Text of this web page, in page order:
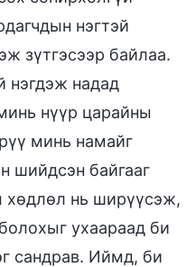
нэгтэй
зүтгэсээр байлаа.
нэгдэж надад
нүүр царайны
минь намайг
шийдсэн байгааг
хөдлөл нь ширүүсэж,
ухаараад би
сандрав. Иймд, би